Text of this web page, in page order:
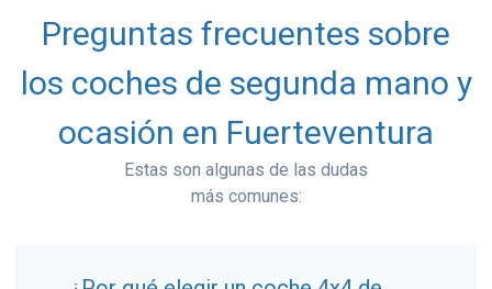
Preguntas frecuentes sobre
los coches de segunda mano y
ocasión en Fuerteventura
Estas son algunas de las dudas
más comunes: